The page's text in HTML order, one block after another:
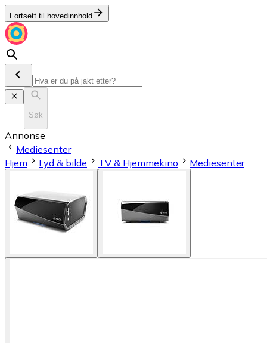
Fortsett til hovedinnhold
Søk
Annonse
Mediesenter
Hjem
Lyd & bilde TV & Hjemmekino Mediesenter